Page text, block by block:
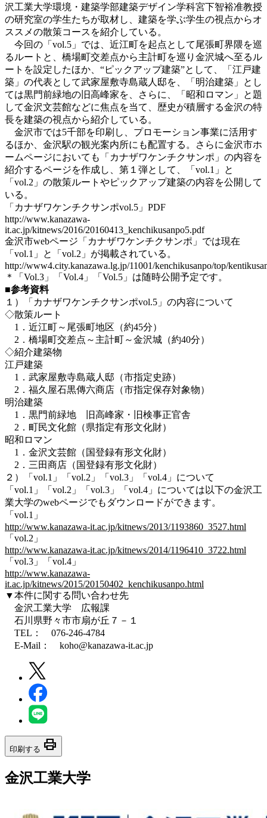
沢工業大学環境・建築学部建築デザイン学科宮下智裕准教授
の研究室の学生たちが取材し、建築を学ぶ学生の視点からオ
ススメの散策コースを紹介している。
今回の「vol.5」では、近江町を起点として尾張町界隈を巡
るルートと、橋場町交差点から主計町を巡り金沢城へ至るル
ートを設定したほか、“ピックアップ建築”として、「江戸建
築」の代表として武家屋敷寺島蔵人邸を、「明治建築」とし
ては黒門前緑地の旧高峰家を、さらに、「昭和ロマン」と題
して金沢文芸館などに焦点を当て、歴史が積層する金沢の特
長を建築の視点から紹介している。
金沢市では5千部を印刷し、プロモーション事業に活用す
るほか、金沢駅の観光案内所にも配置する。さらに金沢市ホ
ームページにおいても「カナザワケンチクサンポ」の内容を
紹介するページを作成し、第１弾として、「vol.1」と
「vol.2」の散策ルートやピックアップ建築の内容を公開して
いる。
「カナザワケンチクサンポvol.5」PDF
http://www.kanazawa-
it.ac.jp/kitnews/2016/20160413_kenchikusanpo5.pdf
金沢市webページ「カナザワケンチクサンポ」では現在
「vol.1」と「vol.2」が掲載されている。
http://www4.city.kanazawa.lg.jp/11001/kenchikusanpo/top/
＊「Vol.3」「Vol.4」「Vol.5」は随時公開予定です。
■参考資料
１）「カナザワケンチクサンポvol.5」の内容について
◇散策ルート
1．近江町～尾張町地区（約45分）
2．橋場町交差点～主計町～金沢城（約40分）
◇紹介建築物
江戸建築
1．武家屋敷寺島蔵人邸（市指定史跡）
2．福久屋石黒傳六商店（市指定保存対象物）
明治建築
1．黒門前緑地 旧高峰家・旧検事正官舎
2．町民文化館（県指定有形文化財）
昭和ロマン
1．金沢文芸館（国登録有形文化財）
2．三田商店（国登録有形文化財）
２）「vol.1」「vol.2」「vol.3」「vol.4」について
「vol.1」「vol.2」「vol.3」「vol.4」については以下の金沢工
業大学のwebページでもダウンロードができます。
「vol.1」
http://www.kanazawa-it.ac.jp/kitnews/2013/1193860_3527.html
「vol.2」
http://www.kanazawa-it.ac.jp/kitnews/2014/1196410_3722.html
「vol.3」「vol.4」
http://www.kanazawa-
it.ac.jp/kitnews/2015/20150402_kenchikusanpo.html
▼本件に関する問い合わせ先
金沢工業大学 広報課
石川県野々市市扇が丘７－１
TEL： 076-246-4784
E-Mail： koho@kanazawa-it.ac.jp
印刷する print
金沢工業大学